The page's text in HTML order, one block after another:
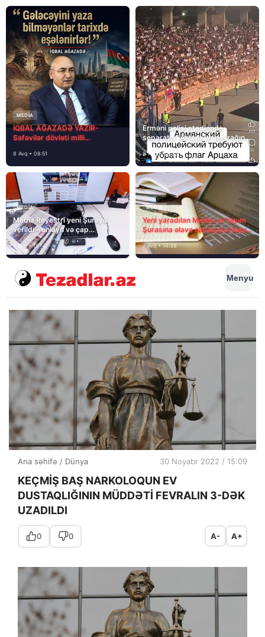
MEDİA
İQBAL AĞAZADƏ YAZIR-
Səfəvilər dövləti milli
8 Avq • 08:51
Erməni polisi stadionda
separatçı “Artsax”ın bayrağını
müsadirə etdi və…
8 Avq • 08:39
MEDİA
Media Reyestri yeni Şuraya
verildi – onlayn və çap
mediasını nə gözləyir?
7 Avq • 15:14
MEDİA
Yeni yaradılan Media və Yayım
Şurasına əlavə olaraq bu hüquq
və vəzifələr də verilib
7 Avq • 14:38
Menyu
Ana səhifə / Dünya 30 Noyabr 2022 / 15:09
KEÇMİŞ BAŞ NARKOLOQUN EV
DUSTAQLIĞININ MÜDDƏTİ FEVRALIN 3-DƏK
UZADILDI
0 0 A- A+